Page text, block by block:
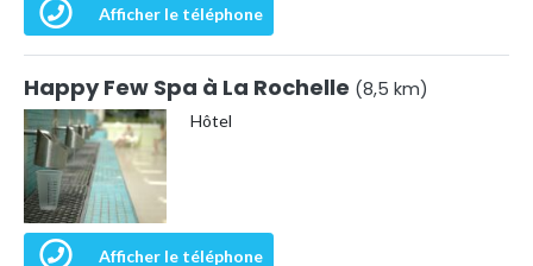
Afficher le téléphone
Happy Few Spa à La Rochelle (8,5 km)
Hôtel
Afficher le téléphone